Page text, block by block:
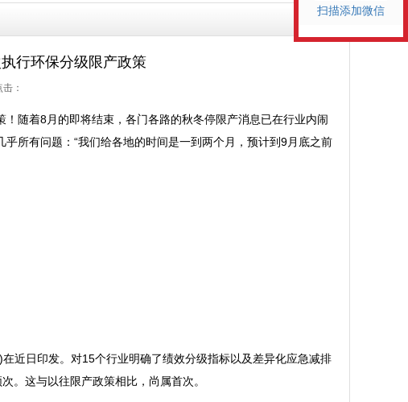
行环保分级限产政策
：
随着8月的即将结束，各门各路的秋冬停限产消息已在行业内闹
所有问题：“我们给各地的时间是一到两个月，预计到9月底之前
近日印发。对15个行业明确了绩效分级指标以及差异化应急减排
。这与以往限产政策相比，尚属首次。
扫描添加微信